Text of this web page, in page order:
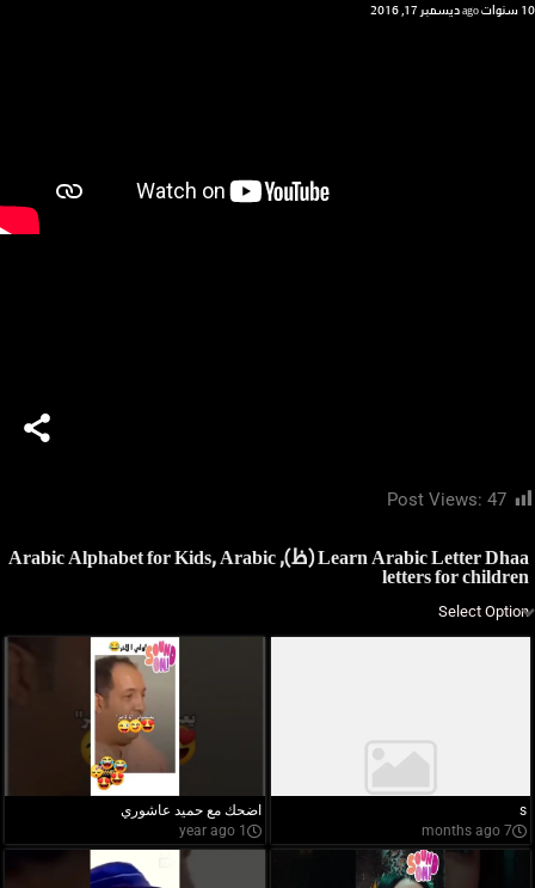
Post Views: 47
Learn Arabic Letter Dhaa (ظ), Arabic Alphabet for Kids, Arabic
letters for children
10 سنوات ago ديسمبر 17, 2016
s
7 months ago
اضحك مع حميد عاشوري
1 year ago